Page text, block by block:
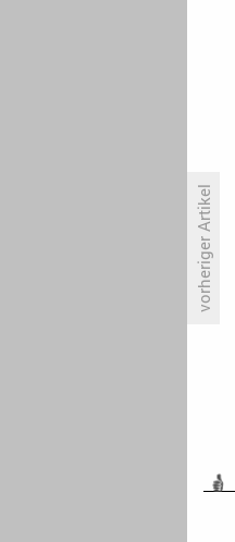
vorheriger Artikel